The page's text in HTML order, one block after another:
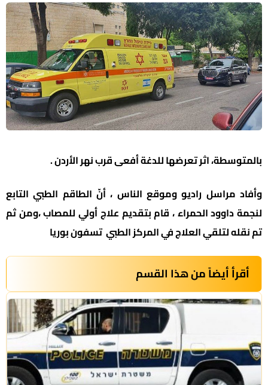
بالمتوسطة، اثر تعرضها للدغة أفعى قرب نهر الأردن .
وأفاد مراسل راديو وموقع الناس ، أنّ الطاقم الطبي التابع
لنجمة داوود الحمراء ، قام بتقديم علاج أولي للمصاب ،ومن ثم
تم نقله لتلقي العلاج في المركز الطبي تسفون بوريا
أقرأ أيضاً من هذا القسم